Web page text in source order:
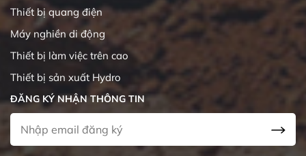
Thiết bị quang điện
Máy nghiền di động
Thiết bị làm việc trên cao
Thiết bị sản xuất Hydro
ĐĂNG KÝ NHẬN THÔNG TIN